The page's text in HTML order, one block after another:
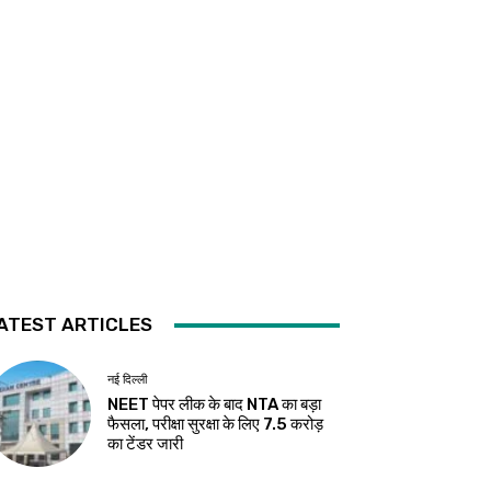
ARTICLES
नई दिल्ली
NEET पेपर लीक के बाद NTA का बड़ा
फैसला, परीक्षा सुरक्षा के लिए ₹7.5 करोड़
का टेंडर जारी